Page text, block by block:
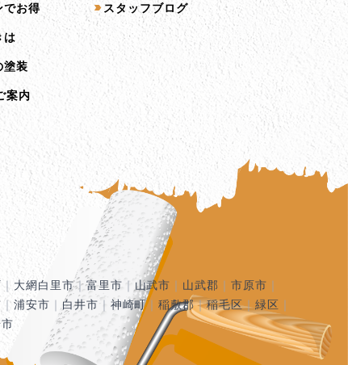
でお得
は
塗装
案内
スタッフブログ
｜ 大網白里市｜富里市 ｜ 山武市 ｜ 山武郡 ｜市原市 ｜
｜浦安市 ｜ 白井市 ｜ 神崎町｜稲敷郡｜稲毛区｜緑区 ｜